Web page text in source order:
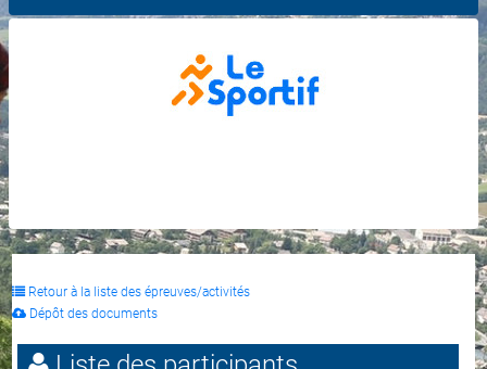
Retour à la liste des épreuves/activités
Dépôt des documents